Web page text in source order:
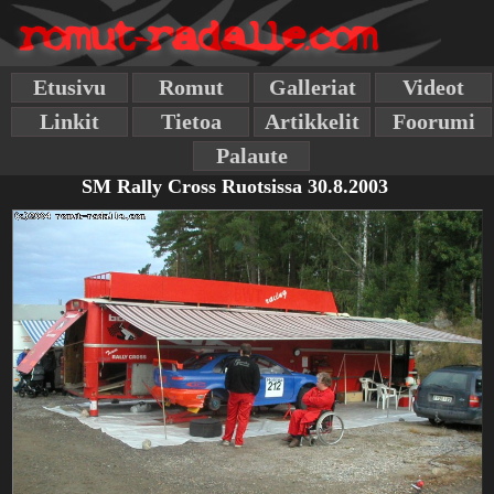
Etusivu Romut Galleriat
Videot
Linkit
Tietoa Artikkelit
Foorumi
Palaute
SM Rally Cross Ruotsissa 30.8.2003